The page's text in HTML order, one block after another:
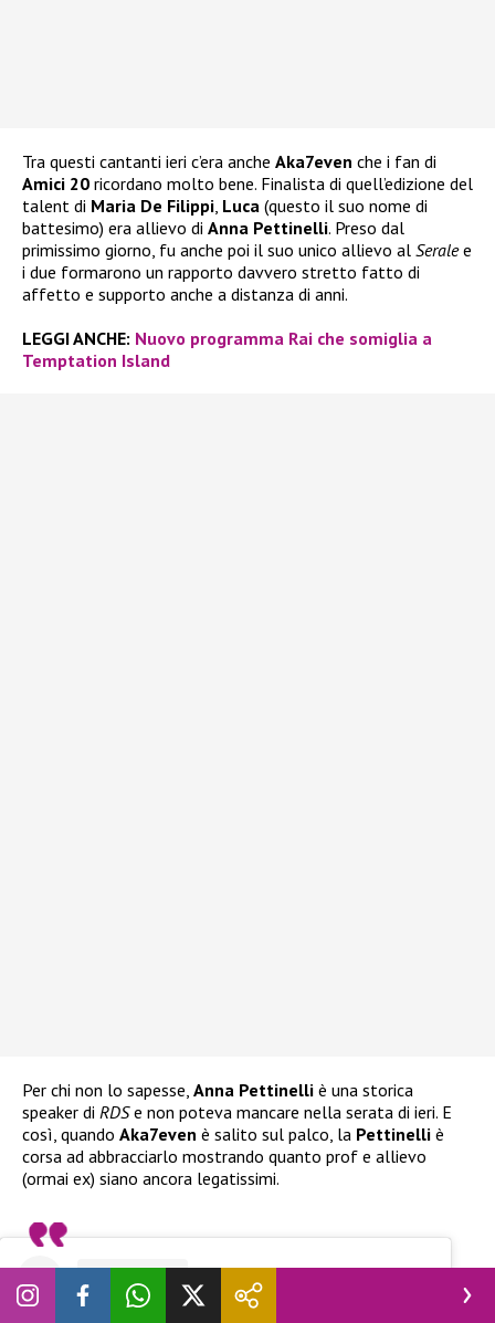
Tra questi cantanti ieri c’era anche Aka7even che i fan di
Amici 20 ricordano molto bene. Finalista di quell’edizione del
talent di Maria De Filippi Luca (questo il suo nome di
battesimo) era allievo di Anna Pettinelli. Preso dal
primissimo giorno, fu anche poi il suo unico allievo al Seralee
i due formarono un rapporto davvero stretto fatto di
affetto e supporto anche a distanza di anni.
LEGGI ANCHE: Nuovo programma Rai che somiglia a
Temptation Island
Per chi non lo sapesse, Anna Pettinelli è una storica
speaker di RDSe non poteva mancare nella serata di ieri. E
così, quando Aka7even è salito sul palco, la Pettinelli è
corsa ad abbracciarlo mostrando quanto prof e allievo
(ormai ex) siano ancora legatissimi.